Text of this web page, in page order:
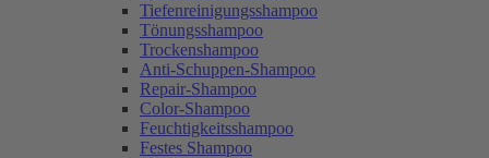
Tiefenreinigungsshampoo
Tönungsshampoo
Trockenshampoo
Anti-Schuppen-Shampoo
Repair-Shampoo
Color-Shampoo
Feuchtigkeitsshampoo
Festes Shampoo